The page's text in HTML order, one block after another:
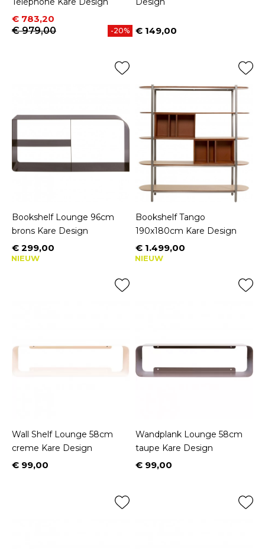
Prijs
€ 783,20
Normale prijs
€ 979,00
-20% Prijs
€ 149,00
Bookshelf Lounge 96cm
brons Kare Design
Prijs
€ 299,00
NIEUW
Bookshelf Tango
190x180cm Kare Design
Prijs
€ 1.499,00
NIEUW
Wall Shelf Lounge 58cm
creme Kare Design
Prijs
€ 99,00
Wandplank Lounge 58cm
taupe Kare Design
Prijs
€ 99,00